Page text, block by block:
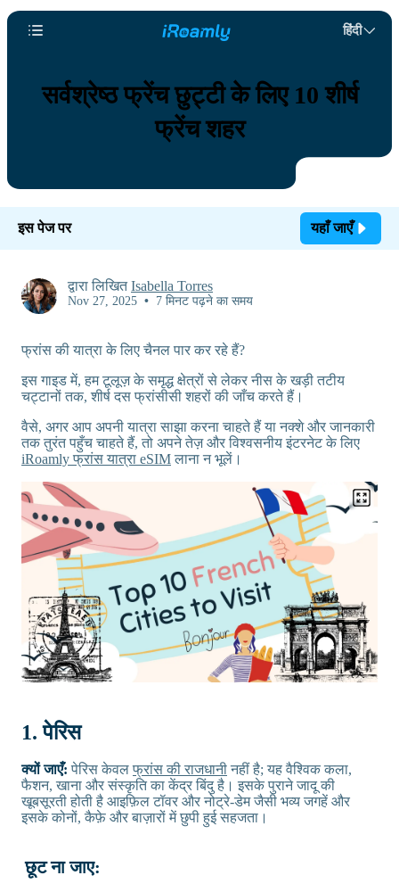
हिंदी
सर्वश्रेष्ठ फ्रेंच छुट्टी के लिए 10 शीर्ष
फ्रेंच शहर
इस पेज पर यहाँ जाएँ
द्वारा लिखितIsabella Torres
Nov 27, 2025 • 7 मिनट पढ़ने का समय
फ्रांस की यात्रा के लिए चैनल पार कर रहे हैं?
इस गाइड में, हम टूलूज़ के समृद्ध क्षेत्रों से लेकर नीस के खड़ी तटीय
चट्टानों तक, शीर्ष दस फ्रांसीसी शहरों की जाँच करते हैं।
वैसे, अगर आप अपनी यात्रा साझा करना चाहते हैं या नक्शे और जानकारी
तक तुरंत पहुँच चाहते हैं, तो अपने तेज़ और विश्वसनीय इंटरनेट के लिए
iRoamly फ्रांस यात्रा eSIMलाना न भूलें।
1. पेरिस
क्यों जाएँ:पेरिस केवलफ्रांस की राजधानीनहीं है; यह वैश्विक कला,
फैशन, खाना और संस्कृति का केंद्र बिंदु है। इसके पुराने जादू की
खूबसूरती होती है आइफ़िल टॉवर और नोट्रे-डेम जैसी भव्य जगहें और
इसके कोनों, कैफ़े और बाज़ारों में छुपी हुई सहजता।
छूट ना जाए: